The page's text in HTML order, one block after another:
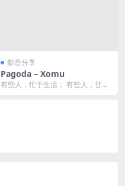
影音分享
Pagoda – Xomu
有些人，忙于生活； 有些人，甘于